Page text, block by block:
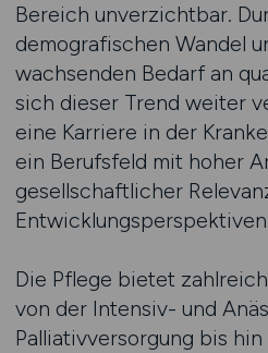
Bereich unverzichtbar.
demografischen Wandel
wachsenden Bedarf an
sich dieser Trend weiter
eine Karriere in der
ein Berufsfeld mit hoher
gesellschaftlicher
Die Pflege bietet
von der Intensiv- und
Palliativversorgung bis